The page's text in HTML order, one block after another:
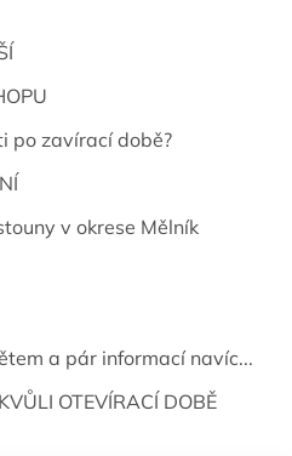
po zavírací době?
v okrese Mělník
a pár informací navíc...
OTEVÍRACÍ DOBĚ